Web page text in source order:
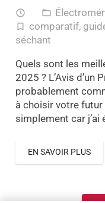
access_time folder_open
turned_in_not comparatif,
séchant
Quels sont les
2025 ? L’Avis d’un
probablement
à choisir votre futur
simplement car j’ai
EN SAVOIR PLUS